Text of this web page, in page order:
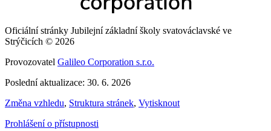
Oficiální stránky Jubilejní základní školy svatováclavské ve
Strýčicích © 2026
Provozovatel Galileo Corporation s.r.o.
Poslední aktualizace: 30. 6. 2026
Změna vzhledu, Struktura stránek, Vytisknout
Prohlášení o přístupnosti